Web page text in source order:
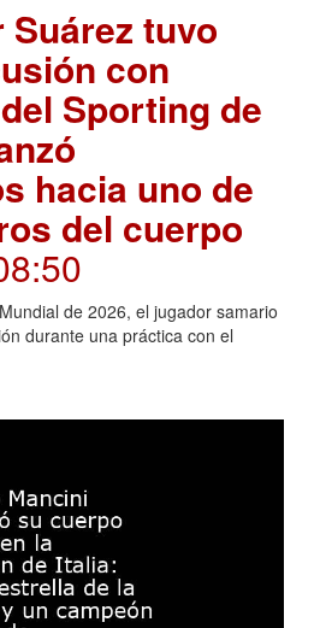
tuvo
con
Sporting de
hacia uno de
del cuerpo
de 2026, el jugador samario
durante una práctica con el